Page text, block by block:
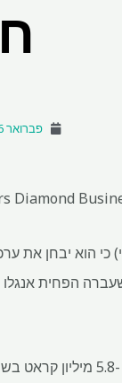
פברואר 6, 2025
כי הוא יבחן